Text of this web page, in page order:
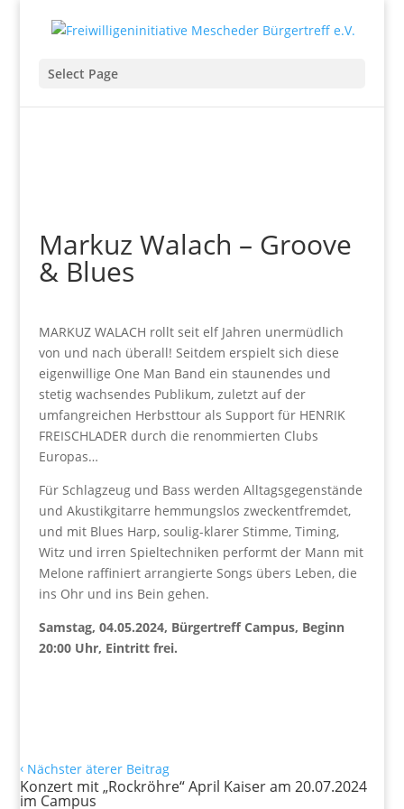
Select Page
Markuz Walach – Groove
& Blues
MARKUZ WALACH rollt seit elf Jahren unermüdlich
von und nach überall! Seitdem erspielt sich diese
eigenwillige One Man Band ein staunendes und
stetig wachsendes Publikum, zuletzt auf der
umfangreichen Herbsttour als Support für HENRIK
FREISCHLADER durch die renommierten Clubs
Europas…
Für Schlagzeug und Bass werden Alltagsgegenstände
und Akustikgitarre hemmungslos zweckentfremdet,
und mit Blues Harp, soulig-klarer Stimme, Timing,
Witz und irren Spieltechniken performt der Mann mit
Melone raffiniert arrangierte Songs übers Leben, die
ins Ohr und ins Bein gehen.
Samstag, 04.05.2024, Bürgertreff Campus, Beginn
20:00 Uhr, Eintritt frei.
‹ Nächster äterer Beitrag
Konzert mit „Rockröhre“ April Kaiser am 20.07.2024
im Campus